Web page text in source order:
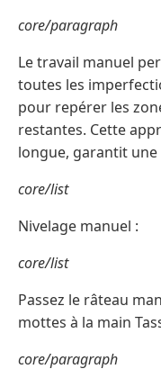
core/paragraph
Le travail manuel
toutes les
pour repérer les
restantes. Cette
longue, garantit
core/list
Nivelage manuel :
core/list
Passez le râteau
mottes à la main
core/paragraph